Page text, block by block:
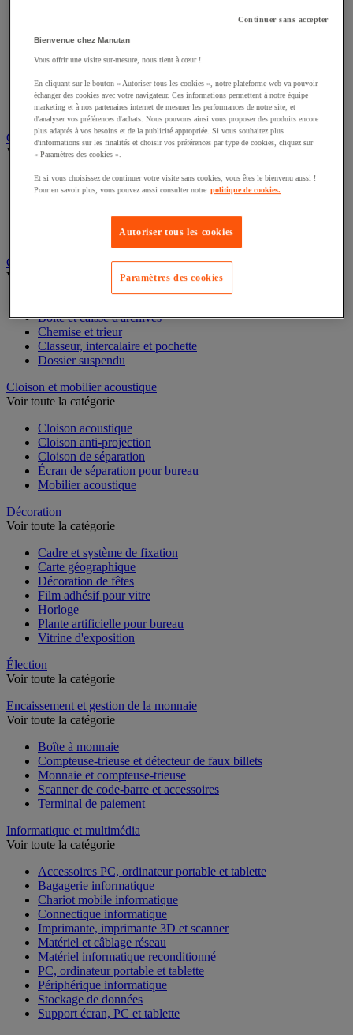
Équipement audio et Hi-Fi
Matériel de projection et vidéoprojection
Sonorisation et enregistrement professionnels
Studio Web radio et vidéo
Système d'affichage dynamique et interactif
Télévision, lecteur DVD et Blu-ray
Chauffage, climatisation et traitement de l'air
Voir toute la catégorie
Chauffage
Climatiseur
Traitement de l'air
Classement et archivage
Voir toute la catégorie
Boîte et caisse d'archives
Chemise et trieur
Classeur, intercalaire et pochette
Dossier suspendu
Cloison et mobilier acoustique
Voir toute la catégorie
Cloison acoustique
Cloison anti-projection
Cloison de séparation
Écran de séparation pour bureau
Mobilier acoustique
Décoration
Voir toute la catégorie
Cadre et système de fixation
Carte géographique
Décoration de fêtes
Film adhésif pour vitre
Horloge
Plante artificielle pour bureau
Vitrine d'exposition
Élection
Voir toute la catégorie
Encaissement et gestion de la monnaie
Voir toute la catégorie
Boîte à monnaie
Compteuse-trieuse et détecteur de faux billets
Monnaie et compteuse-trieuse
Scanner de code-barre et accessoires
Terminal de paiement
Informatique et multimédia
Voir toute la catégorie
Accessoires PC, ordinateur portable et tablette
Bagagerie informatique
Chariot mobile informatique
Connectique informatique
Imprimante, imprimante 3D et scanner
Matériel et câblage réseau
Matériel informatique reconditionné
PC, ordinateur portable et tablette
Périphérique informatique
Stockage de données
Support écran, PC et tablette
Continuer sans accepter
Bienvenue chez Manutan
Vous offrir une visite sur-mesure, nous tient à cœur !
En cliquant sur le bouton « Autoriser tous les cookies », notre plateforme web va pouvoir
échanger des cookies avec votre navigateur. Ces informations permettent à notre équipe
marketing et à nos partenaires internet de mesurer les performances de notre site, et
d'analyser vos préférences d'achats. Nous pouvons ainsi vous proposer des produits encore
plus adaptés à vos besoins et de la publicité appropriée. Si vous souhaitez plus
d'informations sur les finalités et choisir vos préférences par type de cookies, cliquez sur
« Paramètres des cookies ».
Et si vous choisissez de continuer votre visite sans cookies, vous êtes le bienvenu aussi !
Pour en savoir plus, vous pouvez aussi consulter notre politique de cookies.
Autoriser tous les cookies
Paramètres des cookies